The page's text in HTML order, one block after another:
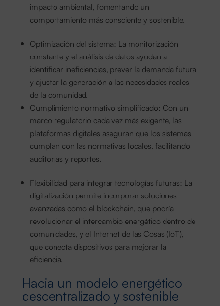
impacto ambiental, fomentando un
comportamiento más consciente y sostenible.
Optimización del sistema: La monitorización
constante y el análisis de datos ayudan a
identificar ineficiencias, prever la demanda futura
y ajustar la generación a las necesidades reales
de la comunidad.
Cumplimiento normativo simplificado: Con un
marco regulatorio cada vez más exigente, las
plataformas digitales aseguran que los sistemas
cumplan con las normativas locales, facilitando
auditorías y reportes.
Flexibilidad para integrar tecnologías futuras: La
digitalización permite incorporar soluciones
avanzadas como el blockchain, que podría
revolucionar el intercambio energético dentro de
comunidades, y el Internet de las Cosas (IoT),
que conecta dispositivos para mejorar la
eficiencia.
Hacia un modelo energético
descentralizado y sostenible